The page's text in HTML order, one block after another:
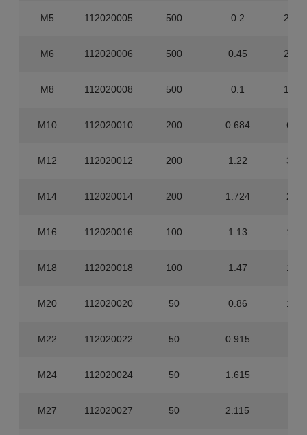
M5 112020005 500 0.2
M6 112020006 500 0.45
M8 112020008 500 0.1
M10 112020010 200 0.684
M12 112020012 200 1.22
M14 112020014 200 1.724
M16 112020016 100 1.13
M18 112020018 100 1.47
M20 112020020 50 0.86
M22 112020022 50 0.915
M24 112020024 50 1.615
M27 112020027 50 2.115